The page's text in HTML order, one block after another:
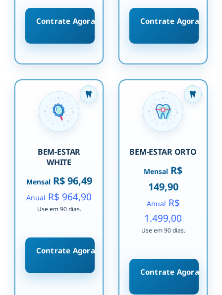
Contrate Agora Contrate Agora
BEM-ESTAR
WHITE
MensalR$ 96,49
Anual R$ 964,90
Use em 90 dias.
Contrate Agora
BEM-ESTAR ORTO
Mensal R$
149,90
Anual R$
1.499,00
Use em 90 dias.
Contrate Agora